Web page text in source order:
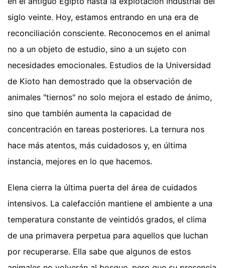
siglo veinte. Hoy, estamos entrando en una era de
reconciliación consciente. Reconocemos en el animal
no a un objeto de estudio, sino a un sujeto con
necesidades emocionales. Estudios de la Universidad
de Kioto han demostrado que la observación de
animales "tiernos" no solo mejora el estado de ánimo,
sino que también aumenta la capacidad de
concentración en tareas posteriores. La ternura nos
hace más atentos, más cuidadosos y, en última
instancia, mejores en lo que hacemos.
Elena cierra la última puerta del área de cuidados
intensivos. La calefacción mantiene el ambiente a una
temperatura constante de veintidós grados, el clima
de una primavera perpetua para aquellos que luchan
por recuperarse. Ella sabe que algunos de estos